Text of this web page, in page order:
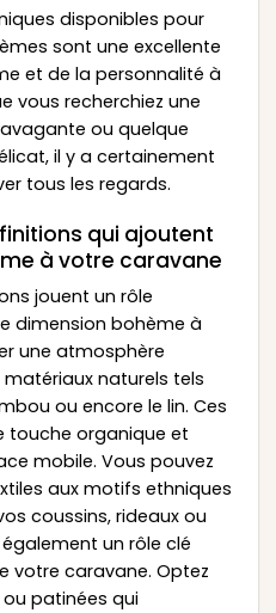
disponibles pour
sont une excellente
et de la personnalité à
vous recherchiez une
ou quelque
il y a certainement
tous les regards.
qui ajoutent
à votre caravane
jouent un rôle
dimension bohème à
une atmosphère
naturels tels
ou encore le lin. Ces
touche organique et
mobile. Vous pouvez
aux motifs ethniques
coussins, rideaux ou
un rôle clé
votre caravane. Optez
patinées qui